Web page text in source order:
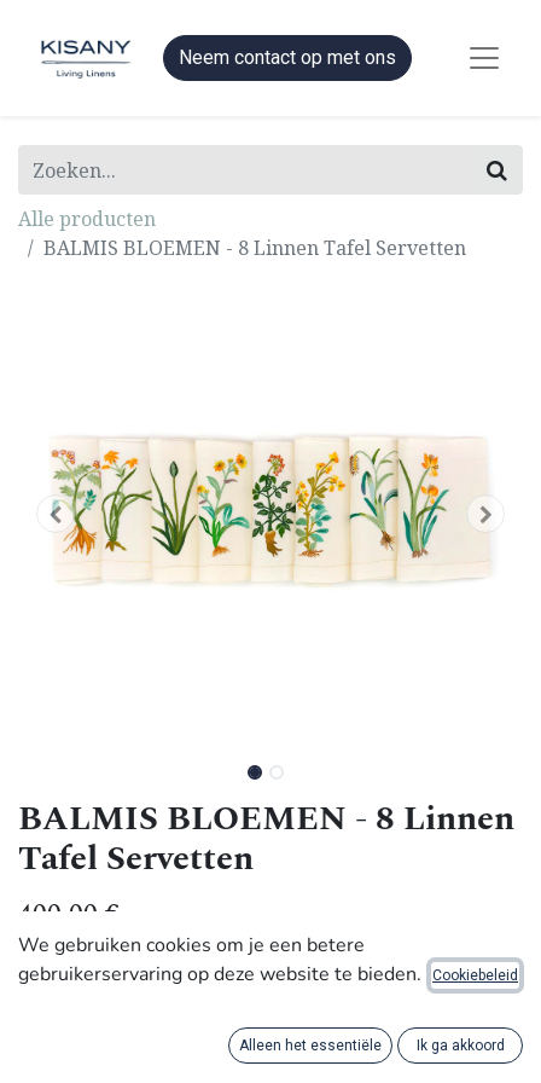
Neem contact op met ons
Alle producten
BALMIS BLOEMEN - 8 Linnen Tafel Servetten
BALMIS BLOEMEN - 8 Linnen
Tafel Servetten
400,00€
Met waardigheid gemaakt door ambachtslieden in Africa
Vul je tafel aan met bloemen. Onze beroemde en tijdloze
Fleur Balmis-servetten zijn uw elegante tafel waardig.
We gebruiken cookies om je een betere
gebruikerservaring op deze website te bieden.
Cookiebeleid
Alleen het essentiële Ik ga akkoord